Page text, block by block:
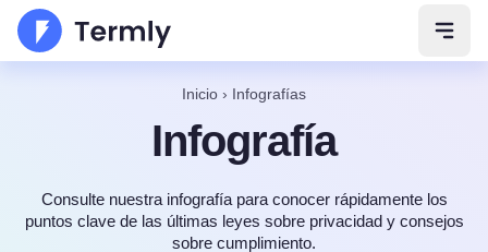
Abrir
Inicio › Infografías
Infografía
Consulte nuestra infografía para conocer rápidamente los
puntos clave de las últimas leyes sobre privacidad y consejos
sobre cumplimiento.